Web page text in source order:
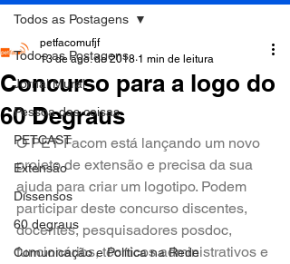
Todos as Postagens
Jornal Mural
Pessoa das coisas
PETCAST
Extensão
Dissensos
60 degraus
Comunicação e Política na Rede
Todos as Postagens
Concurso para a logo do
60 Degraus
petfacomufjf
13 de ago. de 2018 1 min de leitura
O PET Facom está lançando um novo
projeto de extensão e precisa da sua
ajuda para criar um logotipo. Podem
participar deste concurso discentes,
docentes, pesquisadores posdoc,
funcionários, técnicos administrativos e